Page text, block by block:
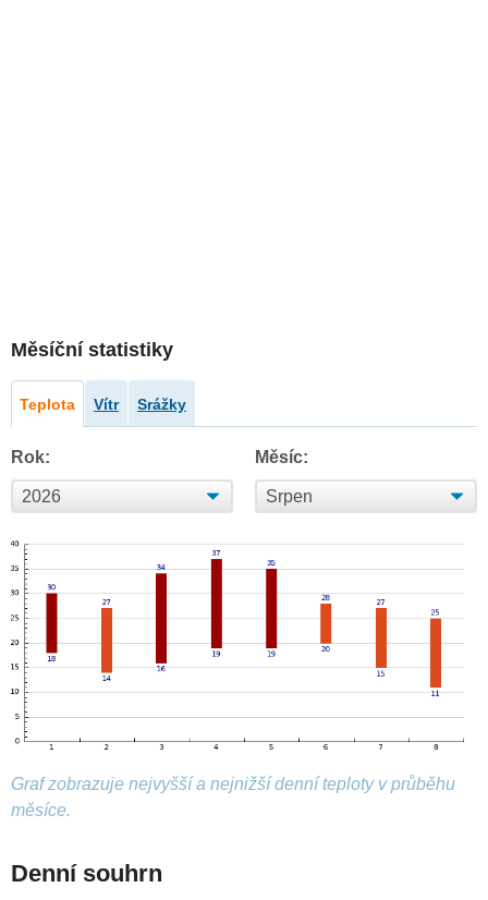
Měsíční statistiky
Teplota Vítr Srážky
Rok: Měsíc:
Graf zobrazuje nejvyšší a nejnižší denní teploty v průběhu
měsíce.
Denní souhrn